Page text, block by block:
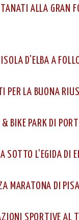
ALLA GRAN
D'ELBA A
LA BUONA
BIKE PARK DI
SOTTO L’EGIDA DI
MARATONA DI
SPORTIVE AL